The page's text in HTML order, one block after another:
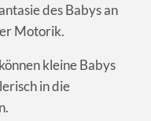
des Babys an
Motorik.
kleine Babys
in die